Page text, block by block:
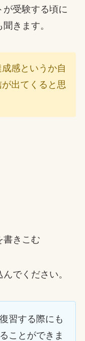
受験する頃に
きます。
感というか自
出てくると思
書きこむ
でください。
習する際にも
ことができま